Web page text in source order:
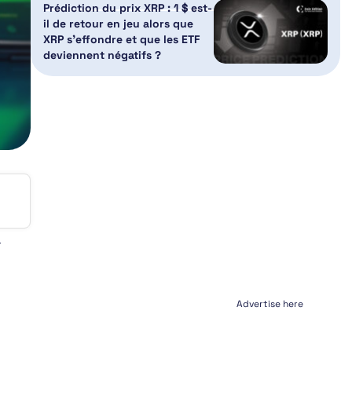
Prédiction du prix XRP : 1 $ est-
il de retour en jeu alors que
XRP s’effondre et que les ETF
deviennent négatifs ?
Advertise here